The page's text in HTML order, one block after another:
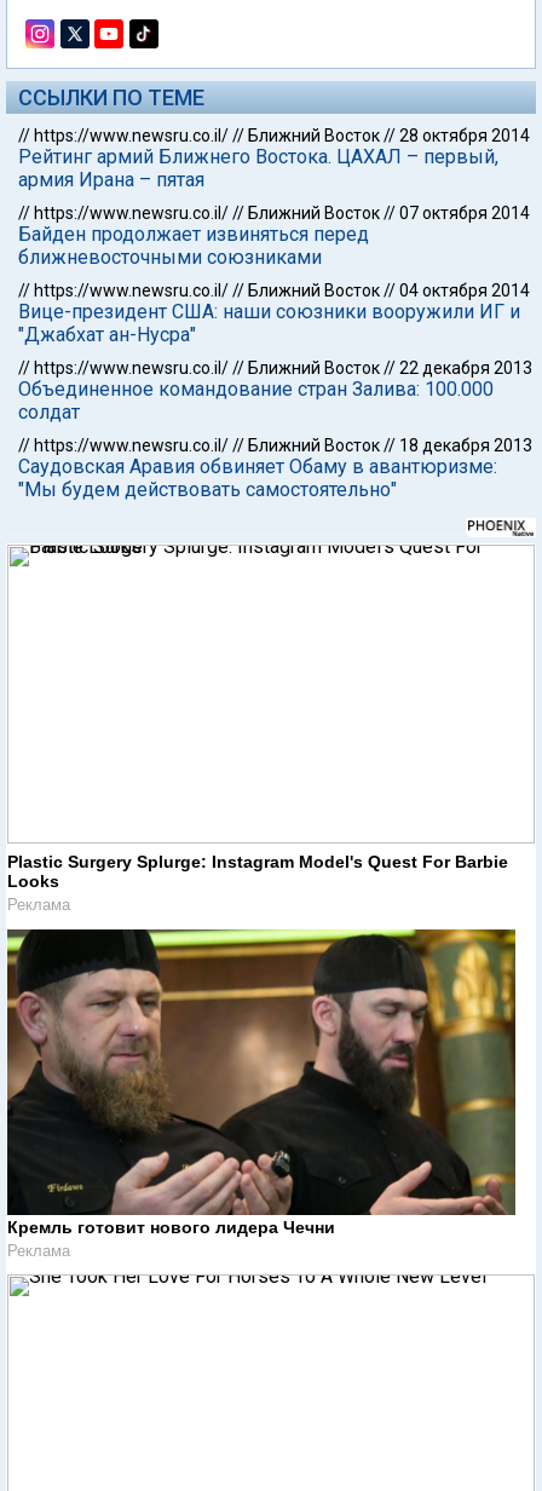
ССЫЛКИ ПО ТЕМЕ
// https://www.newsru.co.il/// Ближний Восток//28 октября 2014
Рейтинг армий Ближнего Востока. ЦАХАЛ – первый,
армия Ирана – пятая
// https://www.newsru.co.il/// Ближний Восток//07 октября 2014
Байден продолжает извиняться перед
ближневосточными союзниками
// https://www.newsru.co.il/// Ближний Восток//04 октября 2014
Вице-президент США: наши союзники вооружили ИГ и
"Джабхат ан-Нусра"
// https://www.newsru.co.il/// Ближний Восток//22 декабря 2013
Объединенное командование стран Залива: 100.000
солдат
// https://www.newsru.co.il/// Ближний Восток// 18 декабря 2013
Саудовская Аравия обвиняет Обаму в авантюризме:
"Мы будем действовать самостоятельно"
Plastic Surgery Splurge: Instagram Model's Quest For Barbie
Looks
Реклама
Кремль готовит нового лидера Чечни
Реклама